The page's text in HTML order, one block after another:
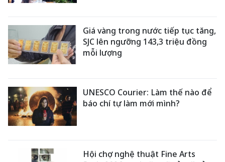
Giá vàng trong nước tiếp tục tăng,
SJC lên ngưỡng 143,3 triệu đồng
mỗi lượng
UNESCO Courier: Làm thế nào để
báo chí tự làm mới mình?
Hội chợ nghệ thuật Fine Arts